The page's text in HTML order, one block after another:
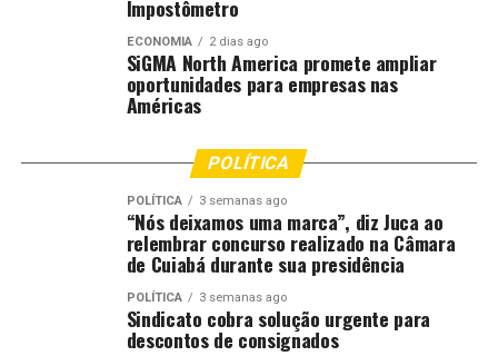
Pivetta explicou ainda que o programa habitacional já
está em execução e que a construção das unidades
contará com financiamento da Caixa Econômica Federal,
35 mil por residência.
Segundo o governador, a contratação do empréstimo
permitirá conciliar a continuidade de obras
estruturantes com a expansão da política habitacional,
sem comprometer o orçamento estadual. Entre os
investimentos previstos estão a pavimentação de mil
quilômetros de rodovias por ano e a construção de cerca
Impostômetro
ECONOMIA 2 dias ago
SiGMA North America promete ampliar
oportunidades para empresas nas
Américas
POLÍTICA
POLÍTICA 3 semanas ago
“Nós deixamos uma marca”, diz Juca ao
relembrar concurso realizado na Câmara
de Cuiabá durante sua presidência
POLÍTICA 3 semanas ago
Sindicato cobra solução urgente para
descontos de consignados